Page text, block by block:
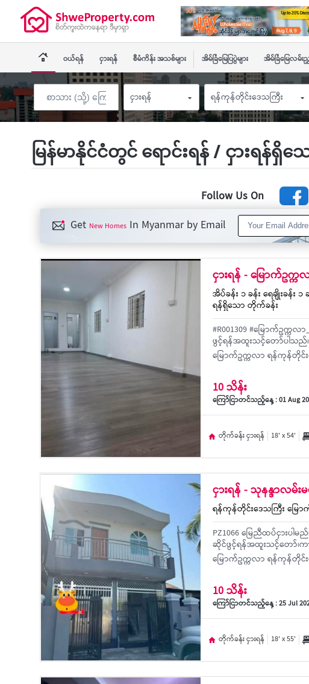
ဝယ်ရန် ငှားရန် စီမံကိန်း အသစ်များ အိမ်ခြံမြေပြပွဲများ အိမ်ခြံမြေလမ်း
ငှားရန် ရန်ကုန်တိုင်းဒေသကြီး
မြန်မာနိုင်ငံတွင် ရောင်းရန် / ငှားရန်ရှိသေ
Follow Us On
Get New Homes In Myanmar by Email
ငှားရန် - မြောက်ဥက္
အိပ်ခန်း ၁ ခန်း ရေချိုးခန်း
ရန်ရှိသော တိုက်ခန်း
#R001309 #မြောက်ဥက္က
ဖွင့်ရန်အထူးသင့်တော်ပါသည်
မြောက်ဥက္ကလာ ရန်ကုန်တိုင်
10 သိန်း
ကြော်ငြာတင်သည့်နေ့ : 01 Aug
တိုက်ခန်း ငှားရန် 18' x 54'
ငှားရန် - သုနန္ဒာလမ်း
ရန်ကုန်တိုင်းဒေသကြီး မြေ
PZ1066 မြေညီထပ်ငှားပါမ
ဆိုင်ဖွင့်ရန်အထူးသင့်တော်၊ကာ
မြောက်ဥက္ကလာ ရန်ကုန်တိုင်
10 သိန်း
ကြော်ငြာတင်သည့်နေ့ : 25 Jul
တိုက်ခန်း ငှားရန် 18' x 55'